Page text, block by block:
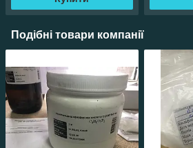
Подібні товари компанії